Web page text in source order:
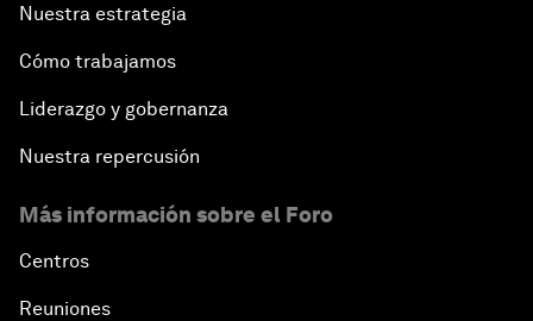
Nuestra estrategia
Cómo trabajamos
Liderazgo y gobernanza
Nuestra repercusión
Más información sobre el Foro
Centros
Reuniones